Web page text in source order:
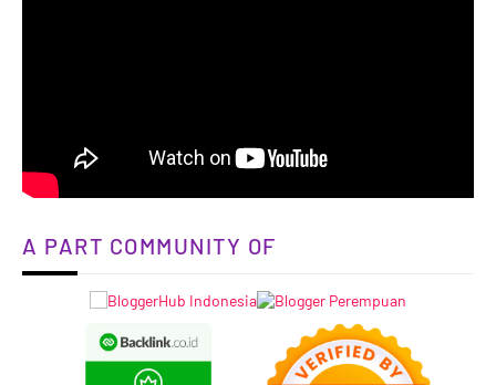
A PART COMMUNITY OF